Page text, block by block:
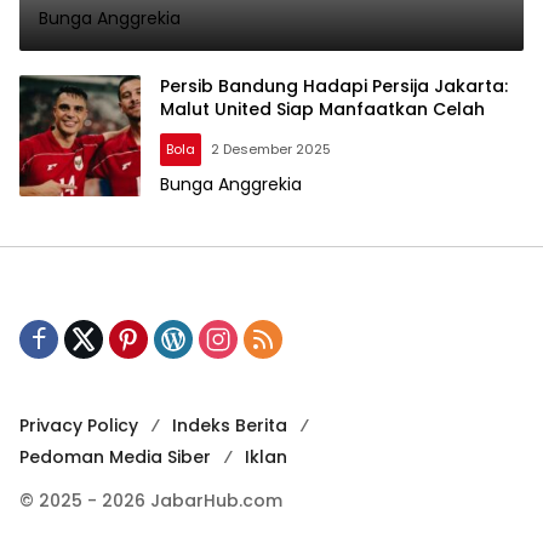
ke Lazio?
Bunga Anggrekia
Persib Bandung Hadapi Persija Jakarta:
Malut United Siap Manfaatkan Celah
Bola 2 Desember 2025
Bunga Anggrekia
Privacy Policy
Indeks Berita
Pedoman Media Siber
Iklan
© 2025 - 2026 JabarHub.com